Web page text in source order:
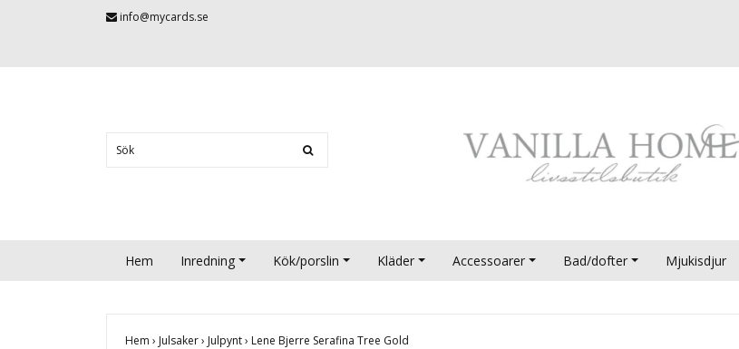
info@mycards.se
Hem Inredning Kök/porslin Kläder Accessoarer Bad/dofter Mjukisdjur
Hem › Julsaker› Julpynt› Lene Bjerre Serafina Tree Gold